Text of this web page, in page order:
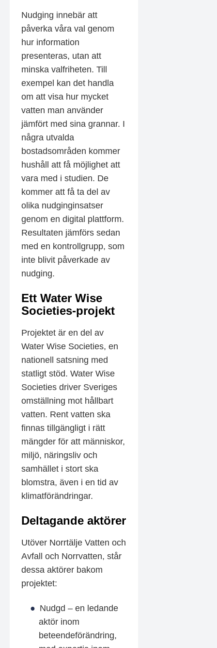
Nudging innebär att
påverka våra val genom
hur information
presenteras, utan att
minska valfriheten. Till
exempel kan det handla
om att visa hur mycket
vatten man använder
jämfört med sina grannar. I
några utvalda
bostadsområden kommer
hushåll att få möjlighet att
vara med i studien. De
kommer att få ta del av
olika nudginginsatser
genom en digital plattform.
Resultaten jämförs sedan
med en kontrollgrupp, som
inte blivit påverkade av
nudging.
Ett Water Wise
Societies-projekt
Projektet är en del av
Water Wise Societies, en
nationell satsning med
statligt stöd. Water Wise
Societies driver Sveriges
omställning mot hållbart
vatten. Rent vatten ska
finnas tillgängligt i rätt
mängder för att människor,
miljö, näringsliv och
samhället i stort ska
blomstra, även i en tid av
klimatförändringar.
Deltagande aktörer
Utöver Norrtälje Vatten och
Avfall och Norrvatten, står
dessa aktörer bakom
projektet:
Nudgd – en ledande
aktör inom
beteendeförändring,